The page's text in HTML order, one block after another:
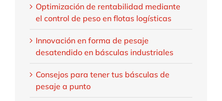
Optimización de rentabilidad mediante
el control de peso en flotas logísticas
Innovación en forma de pesaje
desatendido en básculas industriales
Consejos para tener tus básculas de
pesaje a punto